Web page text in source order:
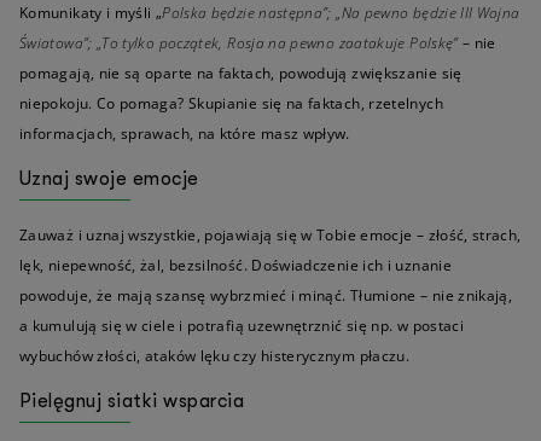
Komunikaty i myśli „Polska będzie następna”; „Na pewno będzie III Wojna
Światowa”; „To tylko początek, Rosja na pewno zaatakuje Polskę”– nie
pomagają, nie są oparte na faktach, powodują zwiększanie się
niepokoju. Co pomaga? Skupianie się na faktach, rzetelnych
informacjach, sprawach, na które masz wpływ.
Uznaj swoje emocje
Zauważ i uznaj wszystkie, pojawiają się w Tobie emocje – złość, strach,
lęk, niepewność, żal, bezsilność. Doświadczenie ich i uznanie
powoduje, że mają szansę wybrzmieć i minąć. Tłumione – nie znikają,
a kumulują się w ciele i potrafią uzewnętrznić się np. w postaci
wybuchów złości, ataków lęku czy histerycznym płaczu.
Pielęgnuj siatki wsparcia